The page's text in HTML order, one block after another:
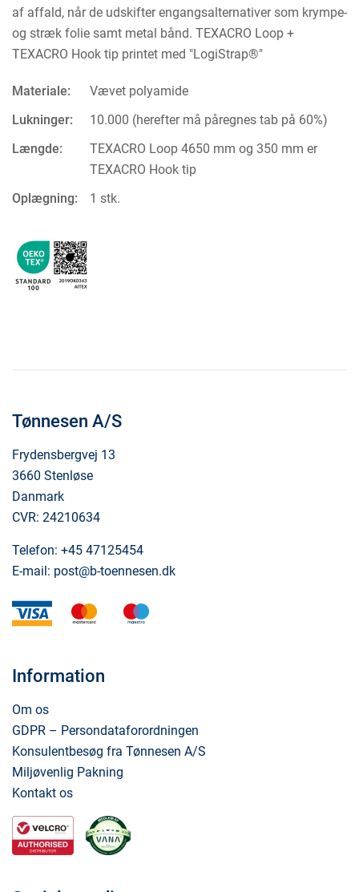
af affald, når de udskifter engangsalternativer som krympe-
og stræk folie samt metal bånd. TEXACRO Loop +
TEXACRO Hook tip printet med "LogiStrap®"
Materiale:
Vævet polyamide
Lukninger:
10.000 (herefter må påregnes tab på 60%)
Længde:
TEXACRO Loop 4650 mm og 350 mm er
TEXACRO Hook tip
Oplægning:
1 stk.
Tønnesen A/S
Frydensbergvej 13
3660 Stenløse
Danmark
CVR: 24210634
Telefon: +45 47125454
E-mail: post@b-toennesen.dk
visa mastercard
Information
Om os
GDPR – Persondataforordningen
Konsulentbesøg fra Tønnesen A/S
Miljøvenlig Pakning
Kontakt os